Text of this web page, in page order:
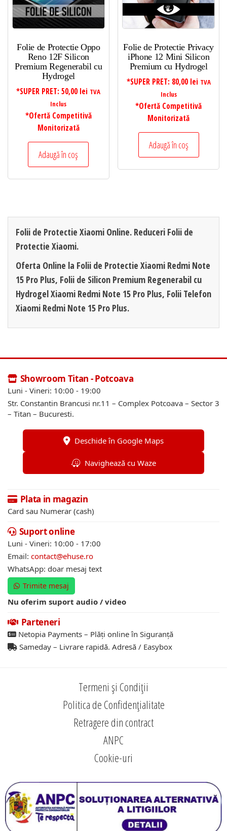
Folie de Protectie Oppo
Reno 12F Silicon
Premium Regenerabil cu
Hydrogel
*SUPER PRET:50,00 lei TVA
Inclus
*Ofertă Competitivă
Monitorizată
Adaugă în coș
Folie de Protectie Privacy
iPhone 12 Mini Silicon
Premium cu Hydrogel
*SUPER PRET: 80,00 lei TVA
Inclus
*Ofertă Competitivă
Monitorizată
Adaugă în coș
Folii de Protectie Xiaomi Online. Reduceri Folii de
Protectie Xiaomi.
Oferta Online la Folii de Protectie Xiaomi Redmi Note
15 Pro Plus, Folii de Silicon Premium Regenerabil cu
Hydrogel Xiaomi Redmi Note 15 Pro Plus, Folii Telefon
Xiaomi Redmi Note 15 Pro Plus.
Showroom Titan - Potcoava
Luni - Vineri: 10:00 - 19:00
Str. Constantin Brancusi nr.11 – Complex Potcoava – Sector 3
– Titan – Bucuresti.
Deschide în Google Maps
Navighează cu Waze
Plata in magazin
Card sau Numerar (cash)
Suport online
Luni - Vineri: 10:00 - 17:00
Email: contact@ehuse.ro
WhatsApp: doar mesaj text
Trimite mesaj
Nu oferim suport audio / video
Parteneri
Netopia Payments – Plăți online în Siguranță
Sameday – Livrare rapidă. Adresă / Easybox
Termeni și Condiții
Politica de Confidențialitate
Retragere din contract
ANPC
Cookie-uri